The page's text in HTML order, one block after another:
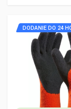
DODANIE DO 24